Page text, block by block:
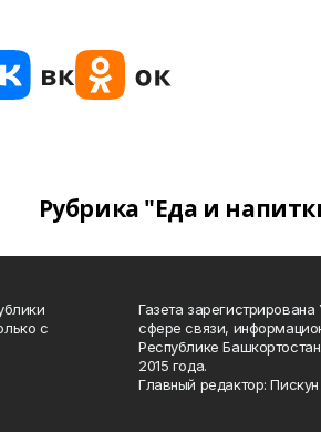
Рубрика "Еда и
с
Газета
сфере связи,
Республике
2015 года.
Главный редактор: